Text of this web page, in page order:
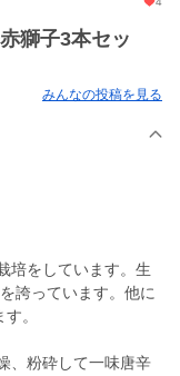
獅子3本セッ
みんなの投稿を見る
培をしています。生
誇っています。他に
。
、粉砕して一味唐辛